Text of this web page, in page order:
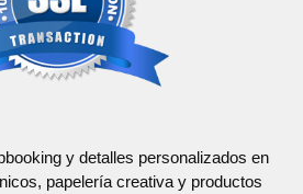
y detalles personalizados en
papelería creativa y productos